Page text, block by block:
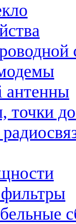
антенны
точки